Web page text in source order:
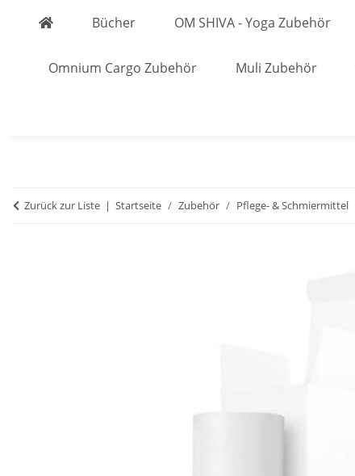
Bücher OM SHIVA - Yoga Zubehör
Omnium Cargo Zubehör Muli Zubehör
Zurück zur Liste Startseite Zubehör Pflege- & Schmiermittel